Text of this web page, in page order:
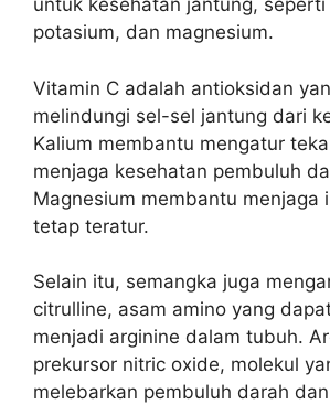
untuk kesehatan jantung, seperti
potasium, dan magnesium.
Vitamin C adalah antioksidan
melindungi sel-sel jantung dari
Kalium membantu mengatur
menjaga kesehatan pembuluh
Magnesium membantu menjaga
tetap teratur.
Selain itu, semangka juga
citrulline, asam amino yang
menjadi arginine dalam tubuh.
prekursor nitric oxide, molekul
melebarkan pembuluh darah